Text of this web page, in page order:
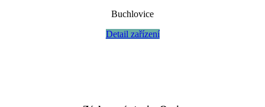
Buchlovice
Detail zařízení